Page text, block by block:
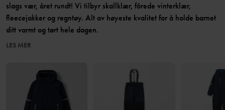
slags vær, året rundt! Vi tilbyr skallklær, fôrede vinterklær,
fleecejakker og regntøy. Alt av høyeste kvalitet for å holde barnet
ditt varmt og tørt hele dagen.
LES MER